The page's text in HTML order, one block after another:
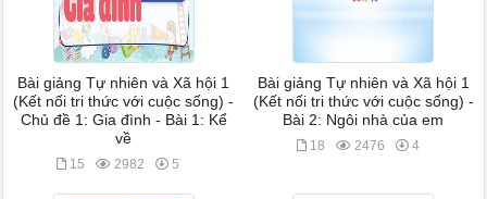
Bài giảng Tự nhiên và Xã hội 1
(Kết nối tri thức với cuộc sống) -
Chủ đề 1: Gia đình - Bài 1: Kể
về
15 2982 5
Bài giảng Tự nhiên và Xã hội 1
(Kết nối tri thức với cuộc sống) -
Bài 2: Ngôi nhà của em
18 2476 4